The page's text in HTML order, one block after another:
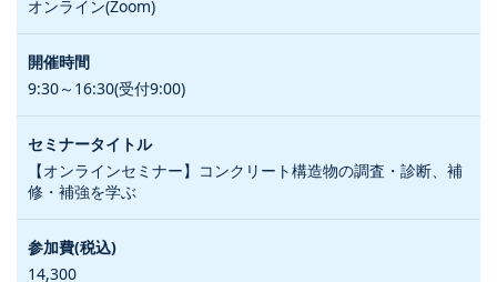
オンライン(Zoom)
9:30～16:30(受付9:00)
【オンラインセミナー】コンクリート構造物の調査・診断、補
修・補強を学ぶ
14,300